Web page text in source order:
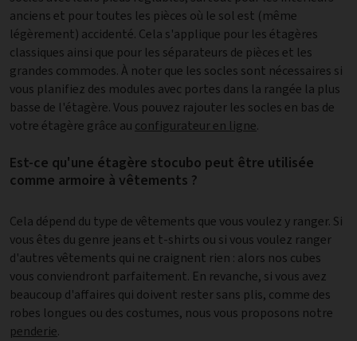
anciens et pour toutes les pièces où le sol est (même
légèrement) accidenté. Cela s'applique pour les étagères
classiques ainsi que pour les séparateurs de pièces et les
grandes commodes. À noter que les socles sont nécessaires si
vous planifiez des modules avec portes dans la rangée la plus
basse de l'étagère. Vous pouvez rajouter les socles en bas de
votre étagère grâce au configurateur en ligne.
Est-ce qu'une étagère stocubo peut être utilisée
comme armoire à vêtements ?
Cela dépend du type de vêtements que vous voulez y ranger. Si
vous êtes du genre jeans et t-shirts ou si vous voulez ranger
d'autres vêtements qui ne craignent rien : alors nos cubes
vous conviendront parfaitement. En revanche, si vous avez
beaucoup d'affaires qui doivent rester sans plis, comme des
robes longues ou des costumes, nous vous proposons notre
penderie.